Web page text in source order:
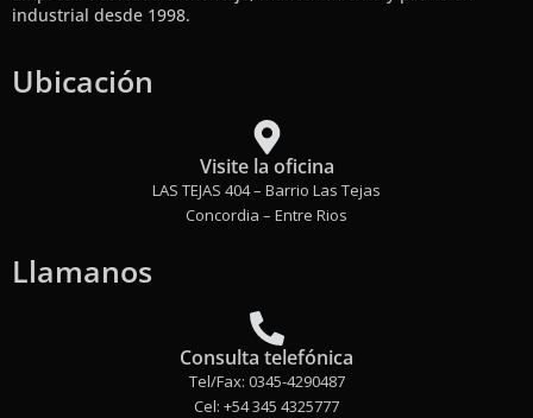
industrial desde 1998.
Ubicación
Visite la oficina
LAS TEJAS 404 – Barrio Las Tejas
Concordia – Entre Rios
Llamanos
Consulta telefónica
Tel/Fax: 0345-4290487
Cel: +54 345 4325777